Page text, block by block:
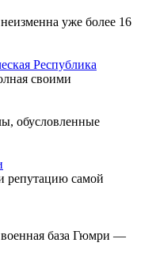
уже более 16
Республика
своими
обусловленные
репутацию самой
военная база Гюмри —